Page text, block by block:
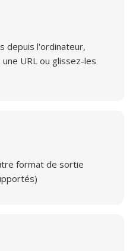
depuis l'ordinateur,
URL ou glissez-les
format de sortie